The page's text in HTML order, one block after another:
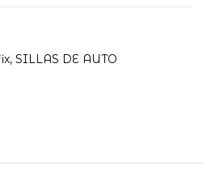
, SILLAS DE AUTO